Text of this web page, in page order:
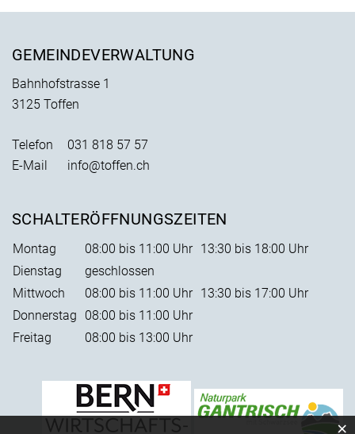
Fusszeile
GEMEINDEVERWALTUNG
Bahnhofstrasse 1
3125 Toffen
Telefon
031 818 57 57
E-Mail
info@toffen.ch
SCHALTERÖFFNUNGSZEITEN
Montag 08:00 bis 11:00 Uhr 13:30 bis 18:00 Uhr
Dienstag
geschlossen
Mittwoch
08:00 bis 11:00 Uhr 13:30 bis 17:00 Uhr
Donnerstag
08:00 bis 11:00 Uhr
Freitag
08:00 bis 13:00 Uhr
×